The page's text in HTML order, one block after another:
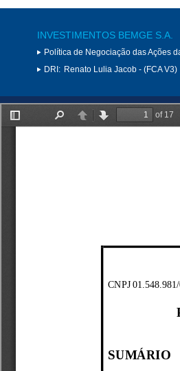
INVESTIMENTOS BEMGE S.A.
Política de Negociação das Ações
DRI: Renato Lulia Jacob - (FCA V3)